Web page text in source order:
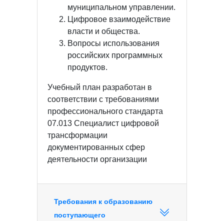
муниципальном управлении.
Цифровое взаимодействие
власти и общества.
Вопросы использования
российских программных
продуктов.
Учебный план разработан в
соответствии с требованиями
профессионального стандарта
07.013 Специалист цифровой
трансформации
документированных сфер
деятельности организации
Требования к образованию
поступающего